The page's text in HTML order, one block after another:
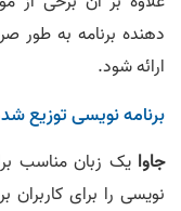
ارائه شود.
برنامه نویسی توزیع
جاوا یک زبان مناسب
نویسی را برای کاربران